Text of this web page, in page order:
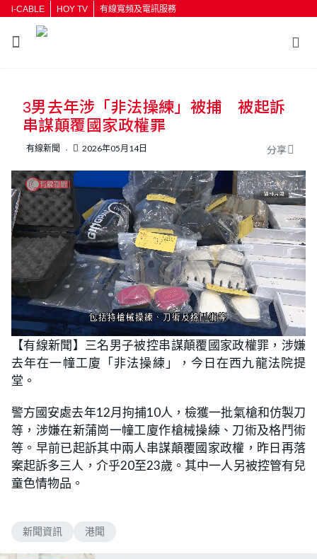
i-CABLE HOY TV 有線寬頻及電訊服務
按輸入鍵開始搜尋
3男去年涉「非法操練」被捕 被起訴
串謀顛覆國家政權罪
有線新聞 2026年05月14日 分享
U
n
m
t
e
o
a
d
e
d
.
0
0
%
【有線新聞】三名男子被控串謀顛覆國家政權罪，涉嫌
去年在一幢工廈「非法操練」，今日在西九龍法院提
堂。
警方國安處去年12月拘捕10人，檢獲一批氣槍和仿製刀
等，涉嫌在新蒲崗一幢工廈作槍械操練、刀術及格鬥術
等。早前已起訴其中兩人串謀顛覆國家政權，昨日再落
案起訴多三人，介乎20至23歲。其中一人另被控管有兒
童色情物品。
新聞資訊 港聞